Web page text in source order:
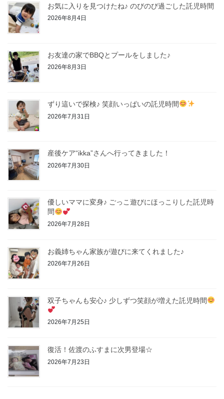
お気に入りを見つけたね♪ のびのび過ごした託児時間
2026年8月4日
お友達の家でBBQとプールをしました♪
2026年8月3日
ずり這いで探検♪ 笑顔いっぱいの託児時間
2026年7月31日
産後ケア“ikka”さんへ行ってきました！
2026年7月30日
優しいママに変身♪ ごっこ遊びにほっこりした託児時
間
2026年7月28日
お義姉ちゃん家族が遊びに来てくれました♪
2026年7月26日
双子ちゃんも安心♪ 少しずつ笑顔が増えた託児時間
2026年7月25日
復活！佐渡のふすまに次男登場☆
2026年7月23日